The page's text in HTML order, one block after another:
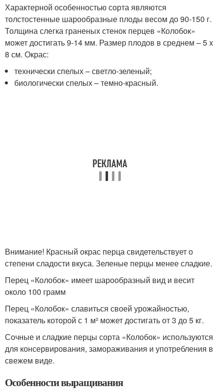
Характерной особенностью сорта являются
толстостенные шарообразные плоды весом до 90-150 г.
Толщина слегка граненых стенок перцев «Колобок»
может достигать 9-14 мм. Размер плодов в среднем – 5 x
8 см. Окрас:
технически спелых – светло-зеленый;
биологически спелых – темно-красный.
Внимание! Красный окрас перца свидетельствует о
степени сладости вкуса. Зеленые перцы менее сладкие.
Перец «Колобок» имеет шарообразный вид и весит
около 100 грамм
Перец «Колобок» славиться своей урожайностью,
показатель которой с 1 м² может достигать от 3 до 5 кг.
Сочные и сладкие перцы сорта «Колобок» используются
для консервирования, замораживания и употребления в
свежем виде.
Особенности выращивания